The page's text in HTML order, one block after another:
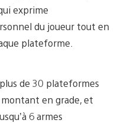
exprime
du joueur tout en
plateforme.
de 30 plateformes
montant en grade, et
6 armes